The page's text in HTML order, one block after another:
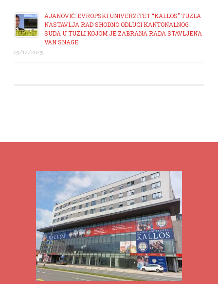
AJANOVIĆ: EVROPSKI UNIVERZITET “KALLOS” TUZLA
NASTAVLJA RAD SHODNO ODLUCI KANTONALNOG
SUDA U TUZLI KOJOM JE ZABRANA RADA STAVLJENA
VAN SNAGE
03/12/2025